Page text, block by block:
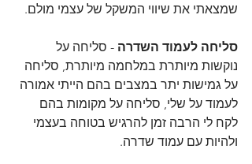
שמצאתי את שיווי המשקל של עצמי מולם.
סליחה לעמוד השדרה - סליחה על
נוקשות מיותרת במלחמה מיותרת, סליחה
על גמישות יתר במצבים בהם הייתי אמורה
לעמוד על שלי, סליחה על מקומות בהם
לקח לי הרבה זמן להרגיש בטוחה בעצמי
ולהיות עם עמוד שדרה.